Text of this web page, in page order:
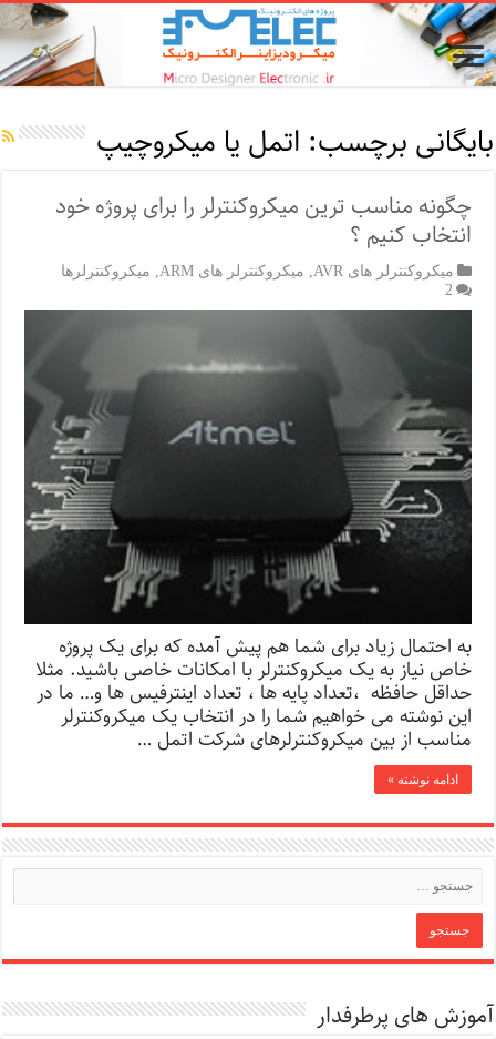
بایگانی برچسب: اتمل یا میکروچیپ
چگونه مناسب ترین میکروکنترلر را برای پروژه خود
انتخاب کنیم ؟
میکروکنترلر های AVR میکروکنترلر های ARM
میکروکنترلرها
2
به احتمال زیاد برای شما هم پیش آمده که برای یک پروژه
خاص نیاز به یک میکروکنترلر با امکانات خاصی باشید. مثلا
حداقل حافظه ،تعداد پایه ها ، تعداد اینترفیس ها و… ما در
این نوشته می خواهیم شما را در انتخاب یک میکروکنترلر
مناسب از بین میکروکنترلرهای شرکت اتمل …
ادامه نوشته »
آموزش های پرطرفدار